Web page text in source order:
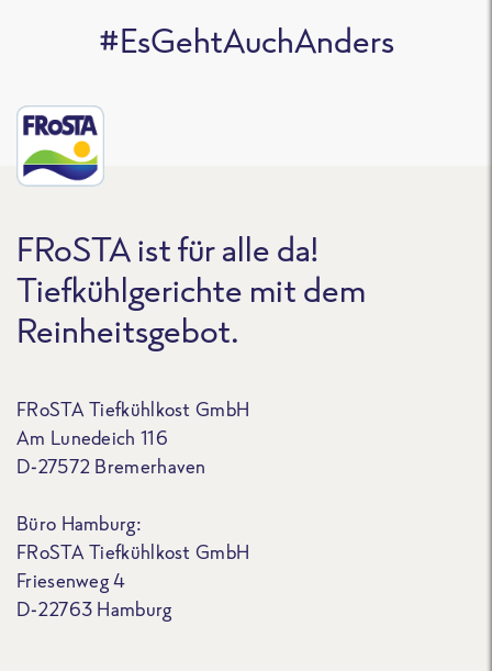
#EsGehtAuchAnders
FRoSTA ist für alle da!
Tiefkühlgerichte mit dem
Reinheitsgebot.
FRoSTA Tiefkühlkost GmbH
Am Lunedeich 116
D-27572 Bremerhaven
Büro Hamburg:
FRoSTA Tiefkühlkost GmbH
Friesenweg 4
D-22763 Hamburg